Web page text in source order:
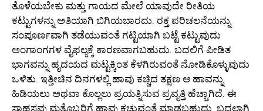
ತೊಳೆಯಬೇಕು ಮತ್ತು ಗಾಯದ ಮೇಲೆ ಯಾವುದೇ ರೀತಿಯ
ಕಟ್ಟುಗಳನ್ನು ಅತಿಯಾಗಿ ಬಿಗಿಯಬಾರದು. ರಕ್ತ ಪರಿಚಲನೆಯನ್ನು
ಸಂಪೂರ್ಣವಾಗಿ ತಡೆಯುವಂತೆ ಗಟ್ಟಿಯಾಗಿ ಬಟ್ಟೆ ಕಟ್ಟುವುದು
ಅಂಗಾಂಗಗಳ ವೈಫಲ್ಯಕ್ಕೆ ಕಾರಣವಾಗಬಹುದು. ಬದಲಿಗೆ ಪೀಡಿತ
ಭಾಗವನ್ನು ಹೃದಯದ ಮಟ್ಟಕ್ಕಿಂತ ಕೆಳಗಿರುವಂತೆ ನೋಡಿಕೊಳ್ಳುವುದು
ಒಳಿತು. ಇತ್ತೀಚಿನ ದಿನಗಳಲ್ಲಿ ಹಾವು ಕಚ್ಚಿದ ತಕ್ಷಣ ಆ ಹಾವನ್ನು
ಹಿಡಿಯಲು ಅಥವಾ ಕೊಲ್ಲಲು ಪ್ರಯತ್ನಿಸುವ ಪ್ರವೃತ್ತಿ ಹೆಚ್ಚಾಗಿದೆ. ಈ
ಸಾಹಸವು ಮತ್ತೊಬ್ಬರಿಗೆ ಹಾವು ಕಚ್ಚುವಂತೆ ಮಾಡಬಹುದು. ಬದಲಾಗಿ